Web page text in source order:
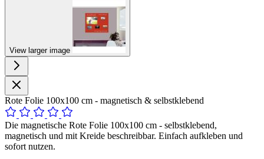
View larger image
Rote Folie 100x100 cm - magnetisch & selbstklebend
Die magnetische Rote Folie 100x100 cm - selbstklebend,
magnetisch und mit Kreide beschreibbar. Einfach aufkleben und
sofort nutzen.